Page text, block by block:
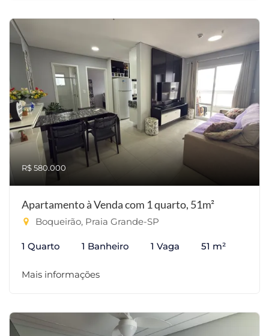
R$ 580.000
Apartamento à Venda com 1 quarto, 51m²
Boqueirão, Praia Grande-SP
1 Quarto 1 Banheiro 1 Vaga 51 m²
Mais informações